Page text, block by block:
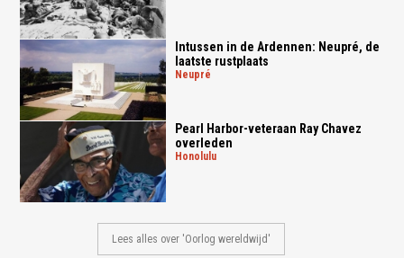
Intussen in de Ardennen: Neupré, de
laatste rustplaats
neupré
Pearl Harbor-veteraan Ray Chavez
overleden
honolulu
Lees alles over 'Oorlog wereldwijd'